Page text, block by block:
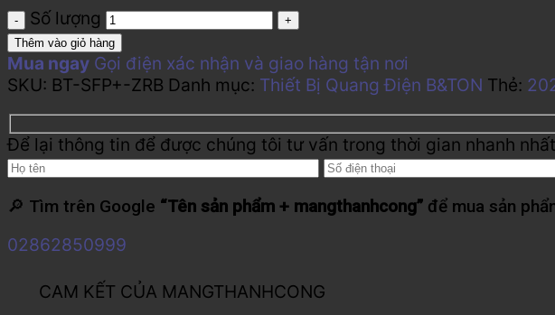
Số lượng
Thêm vào giỏ hàng
Mua ngay Gọi điện xác nhận và giao hàng tận nơi
SKU: BT-SFP+-ZRB Danh mục: Thiết Bị Quang Điện B&TON Thẻ:
Để lại thông tin để được chúng tôi tư vấn trong thời gian nhanh nhất
🔎 Tìm trên Google “Tên sản phẩm + mangthanhcong” để mua sản
02862850999
CAM KẾT CỦA MANGTHANHCONG